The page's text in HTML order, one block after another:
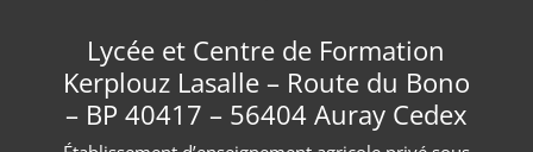
Lycée et Centre de Formation
Kerplouz Lasalle – Route du Bono
– BP 40417 – 56404 Auray Cedex